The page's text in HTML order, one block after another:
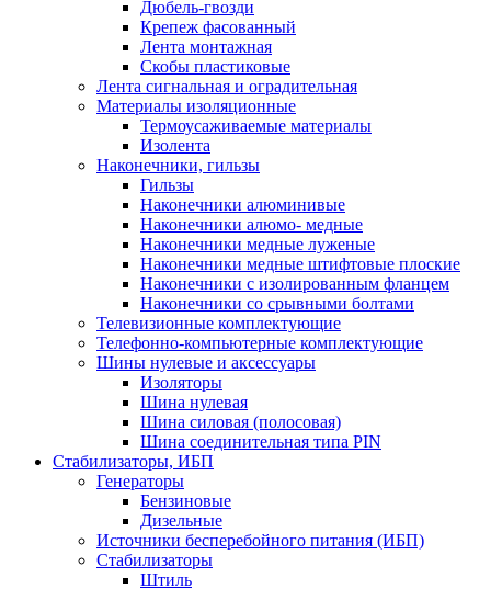
Дюбель-гвозди
Крепеж фасованный
Лента монтажная
Скобы пластиковые
Лента сигнальная и оградительная
Материалы изоляционные
Термоусаживаемые матeриалы
Изолента
Наконечники, гильзы
Гильзы
Наконечники алюминивые
Наконечники алюмо- медные
Наконечники медные луженые
Наконечники медные штифтовые плоские
Наконечники с изолированным фланцем
Наконечники со срывными болтами
Телевизионные комплектующие
Телефонно-компьютерные комплектующие
Шины нулевые и аксессуары
Изоляторы
Шина нулевая
Шина силовая (полосовая)
Шина соединительная типа PIN
Стабилизаторы, ИБП
Генераторы
Бензиновые
Дизельные
Источники бесперебойного питания (ИБП)
Стабилизаторы
Штиль